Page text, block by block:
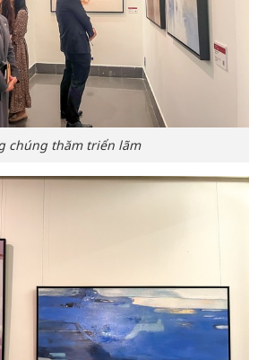
chúng thăm triển lãm